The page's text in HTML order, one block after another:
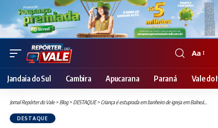
Font
Resizer
Aa
Jandaia do Sul Cambira Apucarana Paraná Vale do
Jornal Repórter do Vale> Blog> DESTAQUE> Criança é estuprada em banheiro de igreja em Balneário Camboriú
DESTAQUE